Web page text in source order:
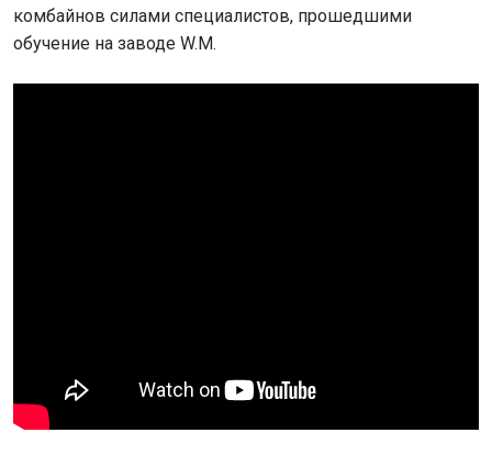
комбайнов силами специалистов, прошедшими
обучение на заводе W.M.